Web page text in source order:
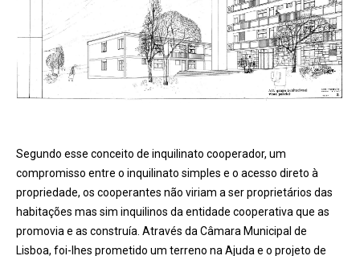
Segundo esse conceito de inquilinato cooperador, um
compromisso entre o inquilinato simples e o acesso direto à
propriedade, os cooperantes não viriam a ser proprietários das
habitações mas sim inquilinos da entidade cooperativa que as
promovia e as construía. Através da Câmara Municipal de
Lisboa, foi-lhes prometido um terreno na Ajuda e o projeto de